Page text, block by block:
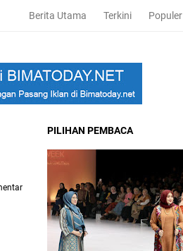
Berita Utama Terkini Populer
PILIHAN PEMBACA